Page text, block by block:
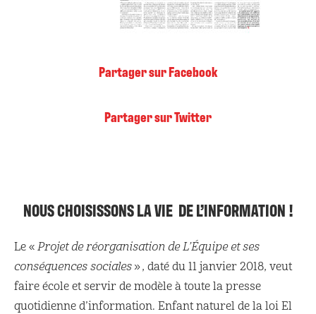
Partager sur Facebook
Partager sur Twitter
NOUS CHOISISSONS LA VIE DE L’INFORMATION !
Le « Projet de réorganisation de L’Équipe et ses
conséquences sociales », daté du 11 janvier 2018, veut
faire école et servir de modèle à toute la presse
quotidienne d’information. Enfant naturel de la loi El